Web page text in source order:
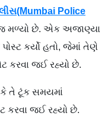
Police
મળ્યો છે. એક અજાણ્યા
કર્યો હતો, જેમાં તેણે
કરવા જઈ રહ્યો છે.
તે ટૂંક સમયમાં
કરવા જઈ રહ્યો છે.